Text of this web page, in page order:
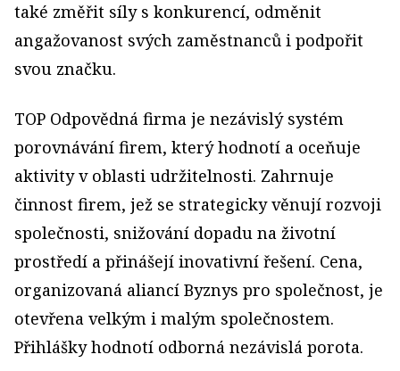
také změřit síly s konkurencí, odměnit
angažovanost svých zaměstnanců i podpořit
svou značku.
TOP Odpovědná firma je nezávislý systém
porovnávání firem, který hodnotí a oceňuje
aktivity v oblasti udržitelnosti. Zahrnuje
činnost firem, jež se strategicky věnují rozvoji
společnosti, snižování dopadu na životní
prostředí a přinášejí inovativní řešení. Cena,
organizovaná aliancí Byznys pro společnost, je
otevřena velkým i malým společnostem.
Přihlášky hodnotí odborná nezávislá porota.